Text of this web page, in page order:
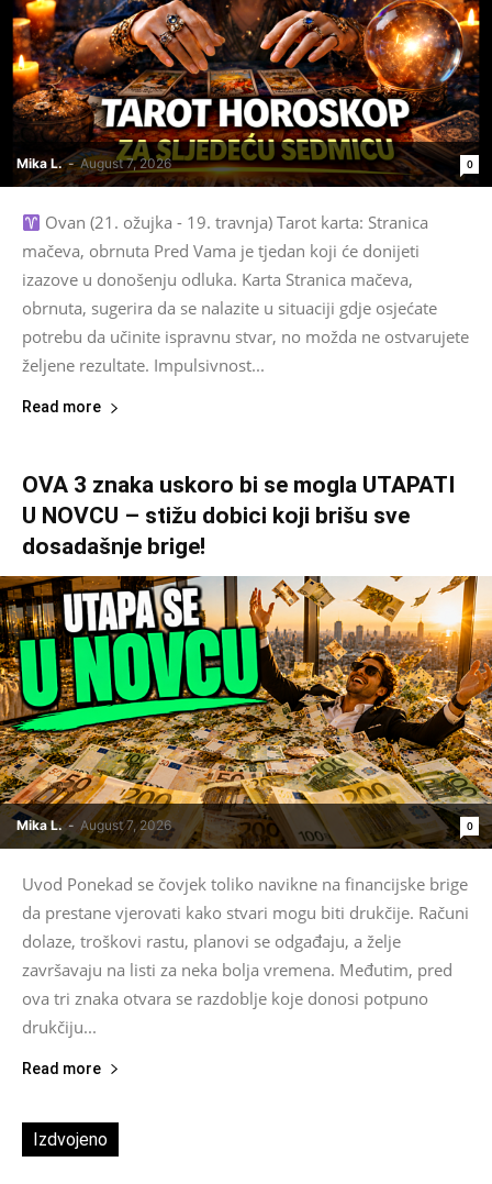
Mika L. - August 7, 2026 0
Ovan (21. ožujka - 19. travnja) Tarot karta: Stranica
mačeva, obrnuta Pred Vama je tjedan koji će donijeti
izazove u donošenju odluka. Karta Stranica mačeva,
obrnuta, sugerira da se nalazite u situaciji gdje osjećate
potrebu da učinite ispravnu stvar, no možda ne ostvarujete
željene rezultate. Impulsivnost...
Read more
OVA 3 znaka uskoro bi se mogla UTAPATI
U NOVCU – stižu dobici koji brišu sve
dosadašnje brige!
Mika L. - August 7, 2026 0
Uvod Ponekad se čovjek toliko navikne na financijske brige
da prestane vjerovati kako stvari mogu biti drukčije. Računi
dolaze, troškovi rastu, planovi se odgađaju, a želje
završavaju na listi za neka bolja vremena. Međutim, pred
ova tri znaka otvara se razdoblje koje donosi potpuno
drukčiju...
Read more
Izdvojeno